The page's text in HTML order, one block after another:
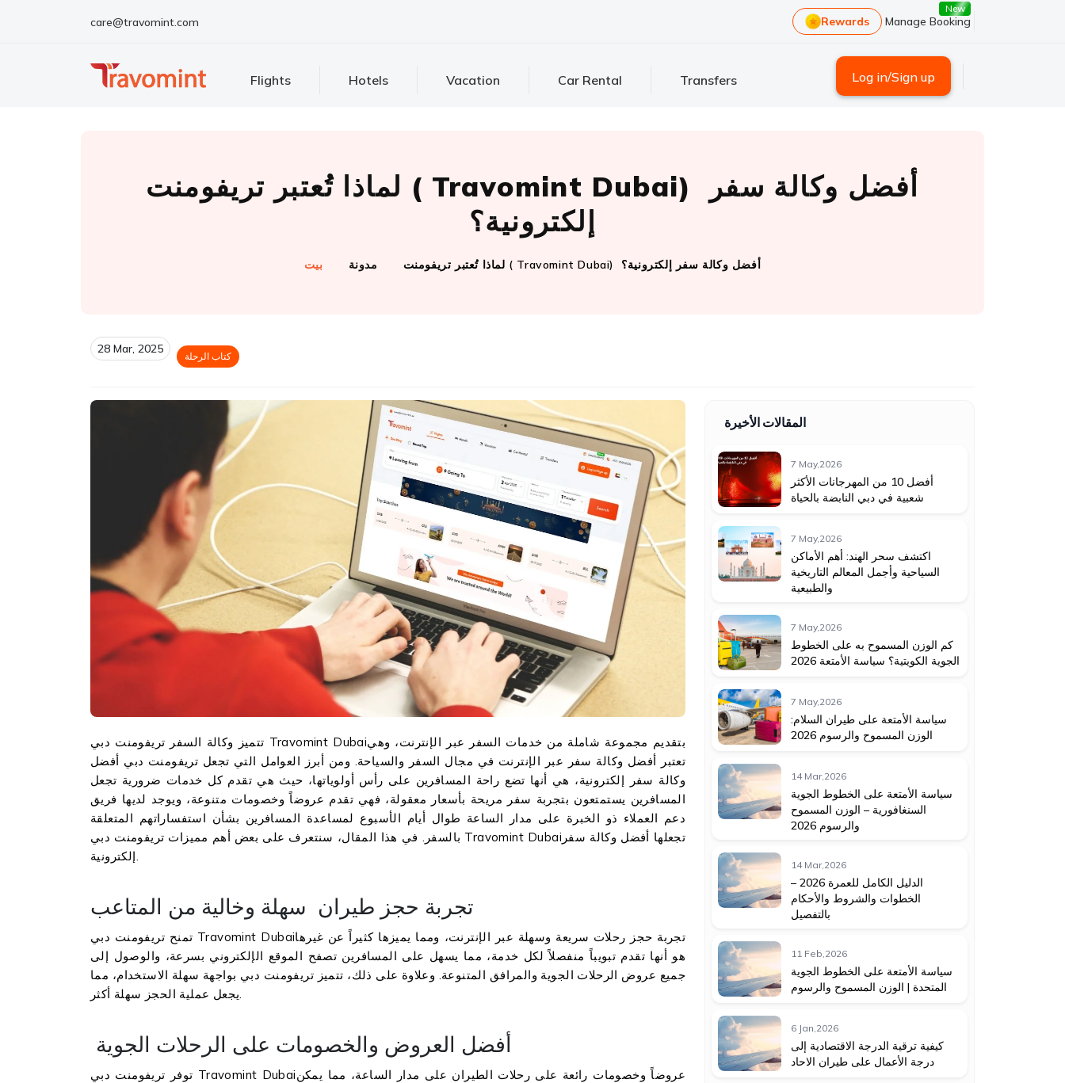
care@travomint.com Rewards Manage Booking
New
Flights Hotels Vacation Car Rental Transfers Log in/Sign up
لماذا تُعتبر تريفومنت ( Travomint Dubai) أفضل وكالة سفر
إلكترونية؟
بيت مدونة لماذا تُعتبر تريفومنت ( Travomint Dubai) أفضل وكالة سفر إلكترونية؟
28 Mar, 2025
كتاب الرحلة
تتميز وكالة السفر تريفومنت دبي Travomint Dubaiبتقديم مجموعة شاملة من خدمات السفر عبر الإنترنت، وهي
تعتبر أفضل وكالة سفر عبر الإنترنت في مجال السفر والسياحة. ومن أبرز العوامل التي تجعل تريفومنت دبي أفضل
وكالة سفر إلكترونية، هي أنها تضع راحة المسافرين على رأس أولوياتها، حيث هي تقدم كل خدمات ضرورية تجعل
المسافرين يستمتعون بتجربة سفر مريحة بأسعار معقولة، فهي تقدم عروضاً وخصومات متنوعة، ويوجد لديها فريق
دعم العملاء ذو الخبرة على مدار الساعة طوال أيام الأسبوع لمساعدة المسافرين بشأن استفساراتهم المتعلقة
بالسفر. في هذا المقال، سنتعرف على بعض أهم مميزات تريفومنت دبي Travomint Dubaiتجعلها أفضل وكالة سفر
تجربة حجز طيران سهلة وخالية من المتاعب
تمنح تريفومنت دبي Travomint Dubaiتجربة حجز رحلات سريعة وسهلة عبر الإنترنت، ومما يميزها كثيراً عن غيرها
هو أنها تقدم تبويباً منفصلاً لكل خدمة، مما يسهل على المسافرين تصفح الموقع الإلكتروني بسرعة، والوصول إلى
جميع عروض الرحلات الجوية والمرافق المتنوعة. وعلاوة على ذلك، تتميز تريفومنت دبي بواجهة سهلة الاستخدام، مما
أفضل العروض والخصومات على الرحلات الجوية
توفر تريفومنت دبي Travomint Dubaiعروضاً وخصومات رائعة على رحلات الطيران على مدار الساعة، مما يمكن
المقالات الأخيرة
7 May,2026
أفضل 10 من المهرجانات الأكثر
شعبية في دبي النابضة بالحياة
7 May,2026
اكتشف سحر الهند: أهم الأماكن
السياحية وأجمل المعالم التاريخية
والطبيعية
7 May,2026
كم الوزن المسموح به على الخطوط
الجوية الكويتية؟ سياسة الأمتعة 2026
7 May,2026
سياسة الأمتعة على طيران السلام:
الوزن المسموح والرسوم 2026
14 Mar,2026
سياسة الأمتعة على الخطوط الجوية
السنغافورية – الوزن المسموح
والرسوم 2026
14 Mar,2026
الدليل الكامل للعمرة 2026 –
الخطوات والشروط والأحكام
بالتفصيل
11 Feb,2026
سياسة الأمتعة على الخطوط الجوية
المتحدة | الوزن المسموح والرسوم
6 Jan,2026
كيفية ترقية الدرجة الاقتصادية إلى
درجة الأعمال على طيران الاحاد